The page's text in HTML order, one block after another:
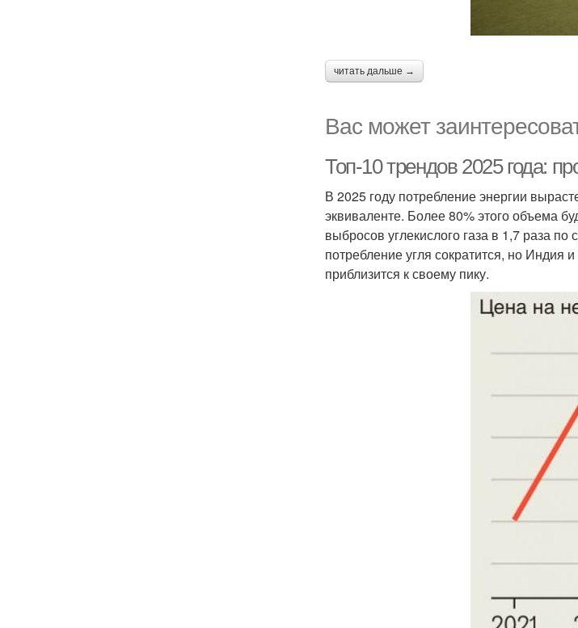
читать дальше →
Вас может
Топ-10 трендов 2025 года:
В 2025 году потребление энергии
эквиваленте. Более 80% этого объема
выбросов углекислого газа в 1,7 раза
потребление угля сократится, но Индия
приблизится к своему пику.